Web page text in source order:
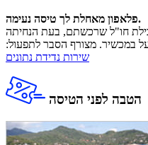
פלאפון מאחלת לך טיסה נעימה.
חו"ל שרכשתם, בעת הנחיתה
במכשיר. מצורף הסבר לתפעול:
שירות נדידת נתונים
הטבה לפני הטיסה